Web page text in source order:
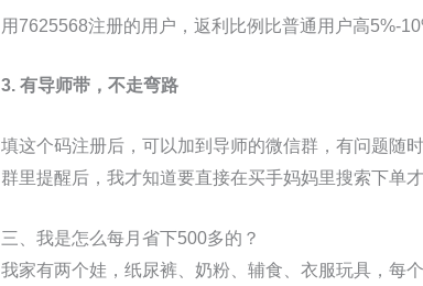
用7625568注册的用户，返利比例比普通用户高5%-
3. 有导师带，不走弯路
填这个码注册后，可以加到导师的微信群，有问题随
群里提醒后，我才知道要直接在买手妈妈里搜索下单才
三、我是怎么每月省下500多的？
我家有两个娃，纸尿裤、奶粉、辅食、衣服玩具，每